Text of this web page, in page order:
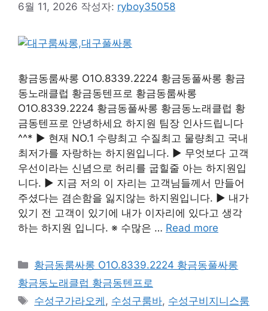
6월 11, 2026 작성자: ryboy35058
황금동룸싸롱 O1O.8339.2224 황금동풀싸롱 황금
동노래클럽 황금동텐프로 황금동룸싸롱
O1O.8339.2224 황금동풀싸롱 황금동노래클럽 황
금동텐프로 안녕하세요 하지원 팀장 인사드립니다
^^* ▶ 현재 NO.1 수량최고 수질최고 물량최고 국내
최저가를 자랑하는 하지원입니다. ▶ 무엇보다 고객
우선이라는 신념으로 허리를 굽힐줄 아는 하지원입
니다. ▶ 지금 저의 이 자리는 고객님들께서 만들어
주셨다는 겸손함을 잃지않는 하지원입니다. ▶ 내가
있기 전 고객이 있기에 내가 이자리에 있다고 생각
하는 하지원 입니다. ※ 수많은 … Read more
카
테
리
황금동룸싸롱 O1O.8339.2224 황금동풀싸롱
황금동노래클럽 황금동텐프로
태
수성구가라오케 , 수성구룸바, 수성구비지니스룸